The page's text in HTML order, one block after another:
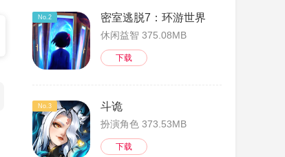
No.2 密室逃脱7：环游世界
休闲益智 375.08MB
下载
No.3 斗诡
扮演角色 373.53MB
下载